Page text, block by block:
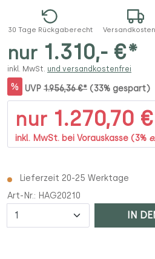
30 Tage Rückgaberecht
nur 1.310,- €*
inkl. MwSt. und versandkostenfrei
% UVP 1.956,36 €* (33% gespart)
nur 1.270,70
inkl. MwSt. bei Vorauskasse (3%
Lieferzeit 20-25 Werktage
Art-Nr.: HAG20210
Anzahl IN